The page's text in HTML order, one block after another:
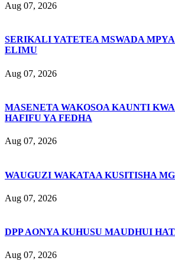
Aug 07, 2026
SERIKALI YATETEA MSWADA
ELIMU
Aug 07, 2026
MASENETA WAKOSOA KAUNTI
HAFIFU YA FEDHA
Aug 07, 2026
WAUGUZI WAKATAA KUSITISHA
Aug 07, 2026
DPP AONYA KUHUSU MAUDHUI
Aug 07, 2026